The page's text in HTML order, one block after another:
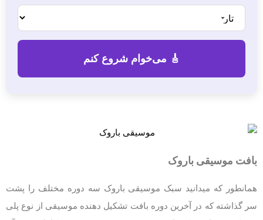
بافت موسیقی باروک
همانطور که میدانید سبک موسیقی باروک سه دوره مختلف را پشت
سر گذاشته که در آخرین دوره بافت تشکیل دهنده موسیقی از نوع پلی